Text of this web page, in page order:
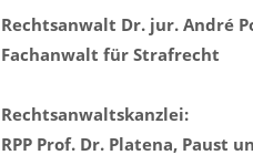
Rechtsanwalt Dr. jur. André
Fachanwalt für Strafrecht
Rechtsanwaltskanzlei:
RPP Prof. Dr. Platena, Paust